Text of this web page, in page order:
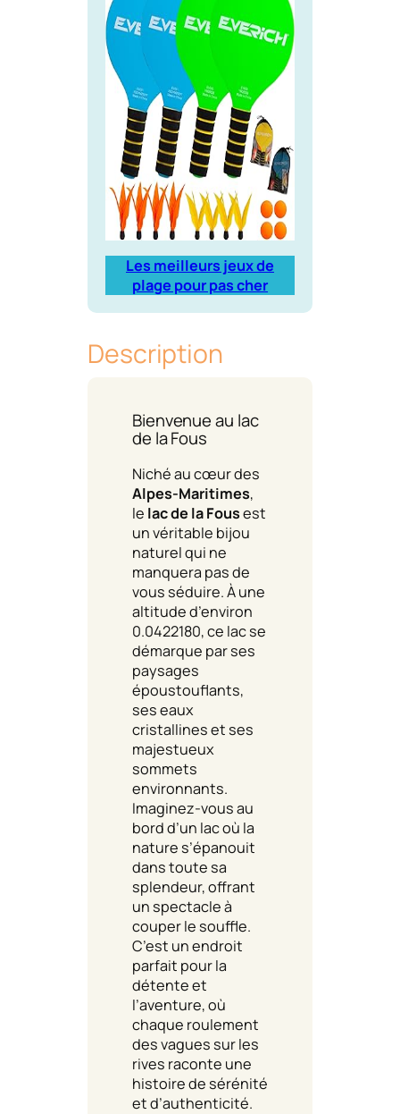
Les meilleurs jeux de
plage pour pas cher
Description
Bienvenue au lac
de la Fous
Niché au cœur des
Alpes-Maritimes,
le lac de la Fousest
un véritable bijou
naturel qui ne
manquera pas de
vous séduire. À une
altitude d’environ
0.0422180, ce lac se
démarque par ses
paysages
époustouflants,
ses eaux
cristallines et ses
majestueux
sommets
environnants.
Imaginez-vous au
bord d’un lac où la
nature s’épanouit
dans toute sa
splendeur, offrant
un spectacle à
couper le souffle.
C’est un endroit
parfait pour la
détente et
l’aventure, où
chaque roulement
des vagues sur les
rives raconte une
histoire de sérénité
et d’authenticité.